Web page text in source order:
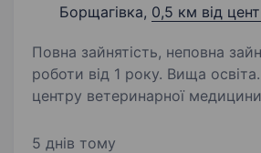
Борщагівка, 0,5 км від
Повна зайнятість, неповна
роботи від 1 року. Вища освіта. Київському
центру ветеринарної
заробітна плата (ставка плюс
5 днів тому